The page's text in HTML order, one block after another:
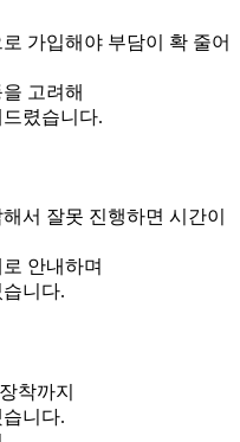
가입해야 부담이 확 줄어
고려해
렸습니다.
서 잘못 진행하면 시간이
안내하며
니다.
착까지
습니다.